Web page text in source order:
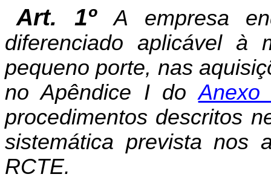
Art. 1º
A empresa
diferenciado aplicável à
pequeno porte, nas
no Apêndice I doAnexo
procedimentos descritos
sistemática prevista
RCTE.